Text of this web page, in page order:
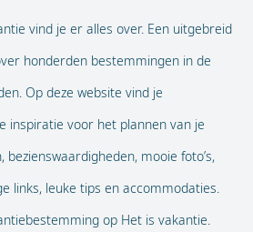
vind je er alles over. Een uitgebreid
honderden bestemmingen in de
Op deze website vind je
inspiratie voor het plannen van je
bezienswaardigheden, mooie foto’s,
links, leuke tips en accommodaties.
op Het is vakantie.